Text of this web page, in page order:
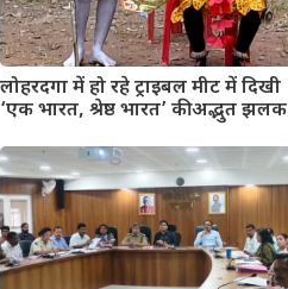
लोहरदगा में हो रहे ट्राइबल मीट में दिखी
‘एक भारत, श्रेष्ठ भारत’ की अद्भुत झलक